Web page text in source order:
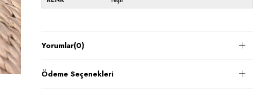
Yorumlar(0)
Ödeme Seçenekleri